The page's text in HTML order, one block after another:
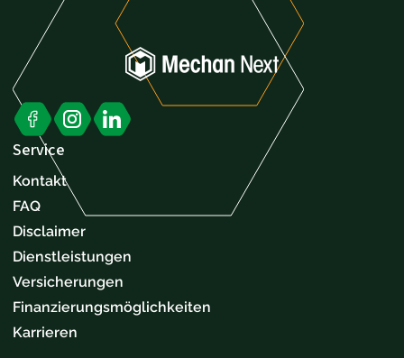
Service
Kontakt
FAQ
Disclaimer
Dienstleistungen
Versicherungen
Finanzierungsmöglichkeiten
Karrieren